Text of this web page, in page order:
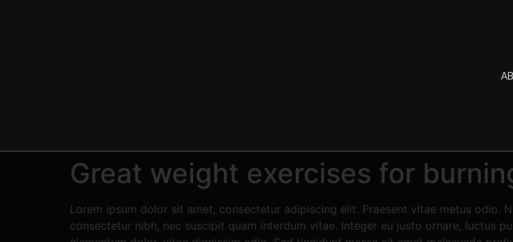
Great weight exercises for
Lorem ipsum dolor sit amet, consectetur adipiscing elit. Praesent vitae metus odio.
consectetur nibh, nec suscipit quam interdum vitae. Integer eu justo ornare, luctus